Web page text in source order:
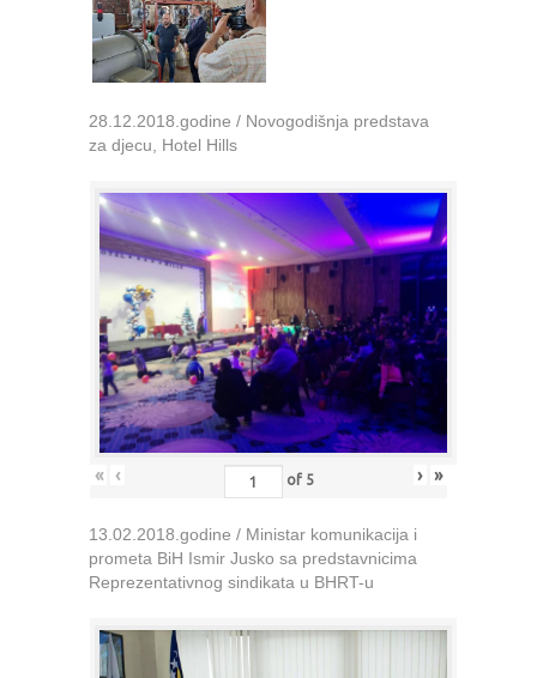
28.12.2018.godine / Novogodišnja predstava
za djecu, Hotel Hills
« ‹ of 5 › »
13.02.2018.godine / Ministar komunikacija i
prometa BiH Ismir Jusko sa predstavnicima
Reprezentativnog sindikata u BHRT-u